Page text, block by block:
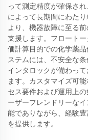
って測定精度が確保さ
によって長期間にわた
より、機器故障に至る
支援します。フロート
価計算目的での化学薬
ステムには、不安全な
インタロックが備わっ
ます。カスタマイズ可
セス要件および運用上
ーザーフレンドリーな
能でありながら、経験
を提供します。